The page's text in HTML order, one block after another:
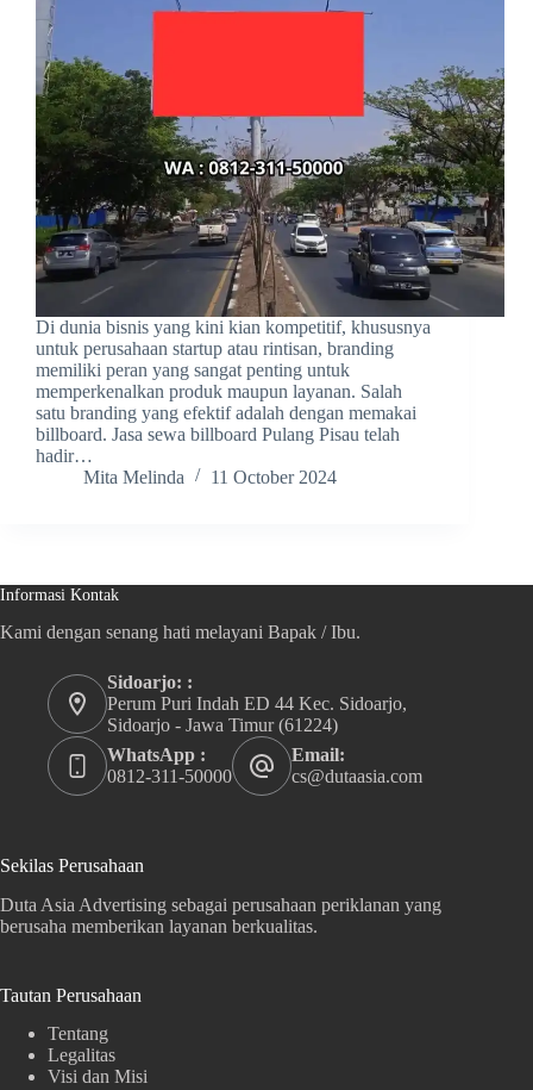
Di dunia bisnis yang kini kian kompetitif, khususnya
untuk perusahaan startup atau rintisan, branding
memiliki peran yang sangat penting untuk
memperkenalkan produk maupun layanan. Salah
satu branding yang efektif adalah dengan memakai
billboard. Jasa sewa billboard Pulang Pisau telah
hadir…
Mita Melinda
11 October 2024
Informasi Kontak
Kami dengan senang hati melayani Bapak / Ibu.
Sidoarjo: :
Perum Puri Indah ED 44 Kec. Sidoarjo,
Sidoarjo - Jawa Timur (61224)
WhatsApp :
0812-311-50000
Email:
cs@dutaasia.com
Sekilas Perusahaan
Duta Asia Advertising sebagai perusahaan periklanan yang
berusaha memberikan layanan berkualitas.
Tautan Perusahaan
Tentang
Legalitas
Visi dan Misi